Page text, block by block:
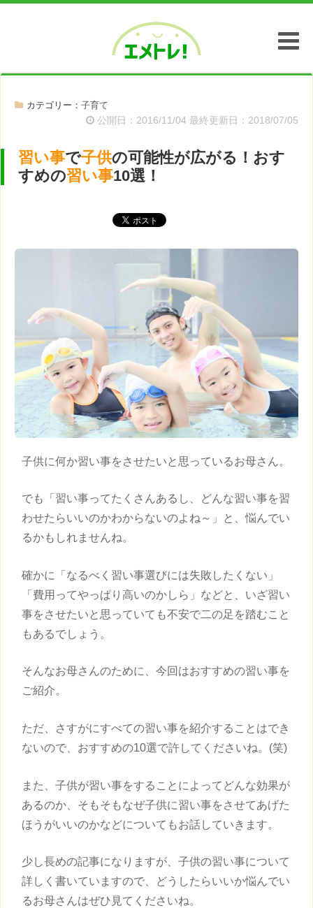
エメトレ！
カテゴリー： 子育て
公開日：2016/11/04 最終更新日：2018/07/05
習い事で子供の可能性が広がる！おす
すめの習い事10選！
子供に何か習い事をさせたいと思っているお母さん。
でも「 習い事ってたくさんあるし、どんな習い事を習
わせたらいいのかわからないのよね～」と、悩んでい
るかもしれませんね。
確かに「なるべく 習い事選びには失敗したくない」
「費用ってやっぱり高いのかしら」などと、いざ習い
事をさせたいと思っていても不安で二の足を踏むこと
もあるでしょう。
そんなお母さんのために、今回はおすすめの習い事を
ご紹介。
ただ、さすがにすべての習い事を紹介することはでき
ないので、おすすめの10選で許してくださいね。(笑)
また、 子供が習い事をすることによってどんな効果が
あるのか、そもそもなぜ子供に習い事をさせてあげた
ほうがいいのかなどについてもお話していきます。
少し長めの記事になりますが、 子供の習い事について
詳しく書いていますので、どうしたらいいか悩んでい
るお母さんはぜひ見てくださいね。